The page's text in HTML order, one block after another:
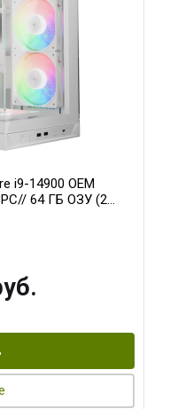
i9-14900 OEM
64 ГБ ОЗУ (2
WATERFORCE